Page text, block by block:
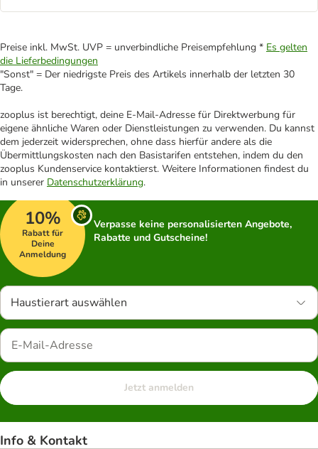
Preise inkl. MwSt. UVP = unverbindliche Preisempfehlung * Es gelten
die Lieferbedingungen
"Sonst" = Der niedrigste Preis des Artikels innerhalb der letzten 30
Tage.
zooplus ist berechtigt, deine E-Mail-Adresse für Direktwerbung für
eigene ähnliche Waren oder Dienstleistungen zu verwenden. Du kannst
dem jederzeit widersprechen, ohne dass hierfür andere als die
Übermittlungskosten nach den Basistarifen entstehen, indem du den
zooplus Kundenservice kontaktierst. Weitere Informationen findest du
in unserer Datenschutzerklärung.
10%
Rabatt für
Deine
Anmeldung
Verpasse keine personalisierten Angebote,
Rabatte und Gutscheine!
Haustierart auswählen
Jetzt anmelden
Info & Kontakt